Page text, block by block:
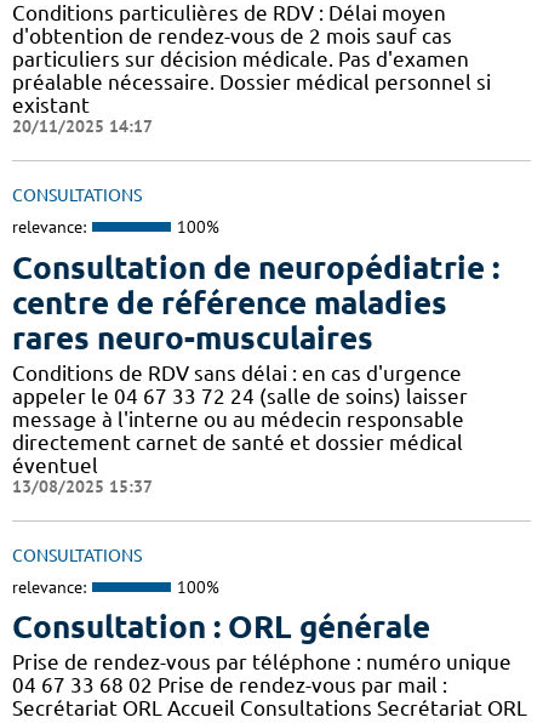
Conditions particulières de RDV : Délai moyen
d'obtention de rendez-vous de 2 mois sauf cas
particuliers sur décision médicale. Pas d'examen
préalable nécessaire. Dossier médical personnel si
existant
20/11/2025 14:17
CONSULTATIONS
relevance: 100%
Consultation de neuropédiatrie :
centre de référence maladies
rares neuro-musculaires
Conditions de RDV sans délai : en cas d'urgence
appeler le 04 67 33 72 24 (salle de soins) laisser
message à l'interne ou au médecin responsable
directement carnet de santé et dossier médical
éventuel
13/08/2025 15:37
CONSULTATIONS
relevance: 100%
Consultation : ORL générale
Prise de rendez-vous par téléphone : numéro unique
04 67 33 68 02 Prise de rendez-vous par mail :
Secrétariat ORL Accueil Consultations Secrétariat ORL